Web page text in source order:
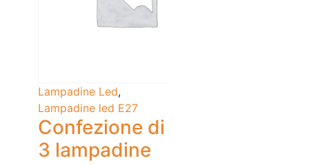
Lampadine Led,
Lampadine led E27
Confezione di
3 lampadine